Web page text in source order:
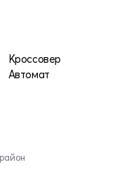
Кроссовер
Автомат